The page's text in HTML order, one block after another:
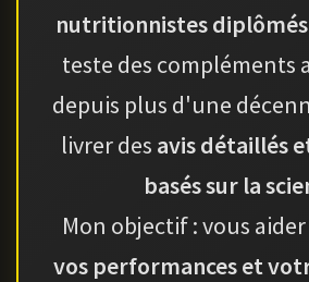
nutritionnistes diplômés
teste des compléments
depuis plus d'une
livrer des avis détaillés
basés sur la
Mon objectif : vous aider
vos performances et